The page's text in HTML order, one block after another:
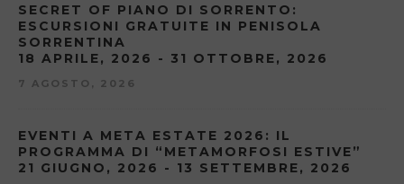
SECRET OF PIANO DI SORRENTO:
ESCURSIONI GRATUITE IN PENISOLA
SORRENTINA
18 APRILE, 2026 - 31 OTTOBRE, 2026
7 AGOSTO, 2026
EVENTI A META ESTATE 2026: IL
PROGRAMMA DI “METAMORFOSI ESTIVE”
21 GIUGNO, 2026 - 13 SETTEMBRE, 2026